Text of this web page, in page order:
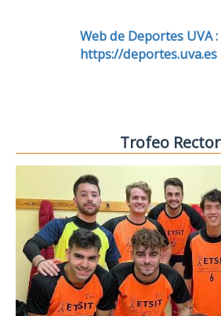
Web de Deportes UVA :
https://deportes.uva.es
Trofeo Rector